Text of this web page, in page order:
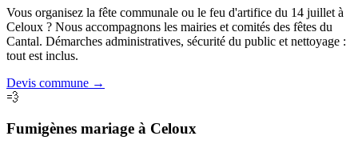
Vous organisez la fête communale ou le feu d'artifice du 14 juillet à
Celoux ? Nous accompagnons les mairies et comités des fêtes du
Cantal. Démarches administratives, sécurité du public et nettoyage :
tout est inclus.
Devis commune →
💨
Fumigènes mariage à Celoux